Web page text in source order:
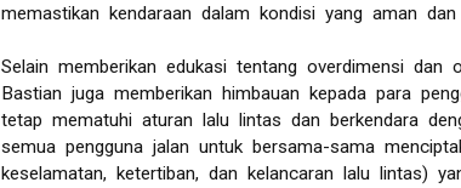
memastikan kendaraan dalam kondisi yang aman dan
Selain memberikan edukasi tentang overdimensi dan
Bastian juga memberikan himbauan kepada para
tetap mematuhi aturan lalu lintas dan berkendara
semua pengguna jalan untuk bersama-sama
keselamatan, ketertiban, dan kelancaran lalu lintas)